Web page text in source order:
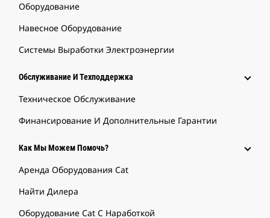
Оборудование
Навесное Оборудование
Системы Выработки Электроэнергии
Обслуживание И Техподдержка
Техническое Обслуживание
Финансирование И Дополнительные Гарантии
Как Мы Можем Помочь?
Аренда Оборудования Cat
Найти Дилера
Оборудование Cat С Наработкой